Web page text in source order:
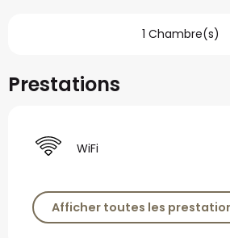
1 Chambre(s)
Prestations
WiFi
Afficher toutes les